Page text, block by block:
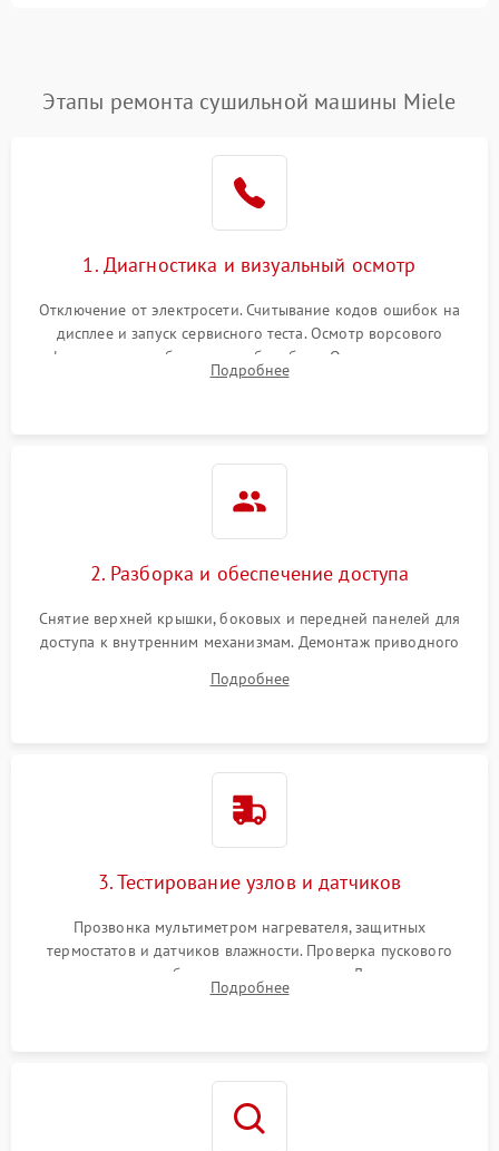
Этапы ремонта сушильной машины Miele
1. Диагностика и визуальный осмотр
Отключение от электросети. Считывание кодов ошибок на
дисплее и запуск сервисного теста. Осмотр ворсового
фильтра, теплообменника и барабана. Опрос клиента о
неисправностях (не сушит, не крутит барабан, сильно шумит
Подробнее
2. Разборка и обеспечение доступа
Снятие верхней крышки, боковых и передней панелей для
доступа к внутренним механизмам. Демонтаж приводного
Обеспечение свободного доступа к ТЭНу, компрессору,
Подробнее
3. Тестирование узлов и датчиков
Прозвонка мультиметром нагревателя, защитных
термостатов и датчиков влажности. Проверка пускового
конденсатора, обмоток мотора и помпы. Для машин с
тепловым насосом — диагностика работы компрессора и
Подробнее